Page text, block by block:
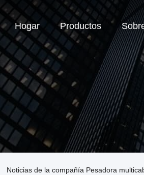
Hogar Productos
Noticias de la compañía Pesadora